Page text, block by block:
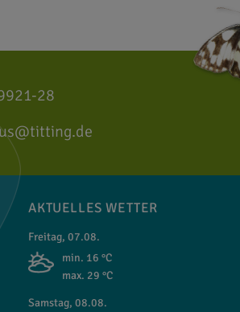
28
AKTUELLES WETTER
Freitag, 07.08.
min. 16 °C
max. 29 °C
Samstag, 08.08.